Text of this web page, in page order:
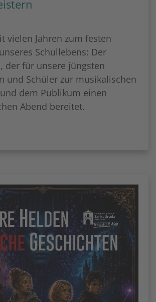
vielen Jahren zum festen
Schullebens: Der
der für unsere jüngsten
und Schüler zur musikalischen
dem Publikum einen
Abend bereitet.